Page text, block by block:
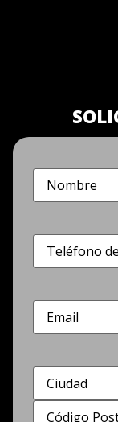
Nombre
Teléfono
Correo
electrónico
Dirección